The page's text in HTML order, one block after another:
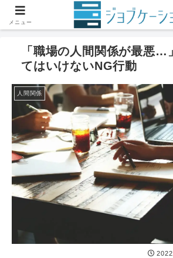
仕事の悩み 人間関
「職場の人間関係が最悪…
てはいけないNG行動
人間関係
メニュー